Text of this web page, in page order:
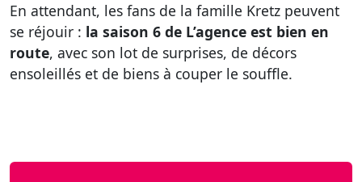
En attendant, les fans de la famille Kretz peuvent
se réjouir : la saison 6 de L’agence est bien en
route, avec son lot de surprises, de décors
ensoleillés et de biens à couper le souffle.